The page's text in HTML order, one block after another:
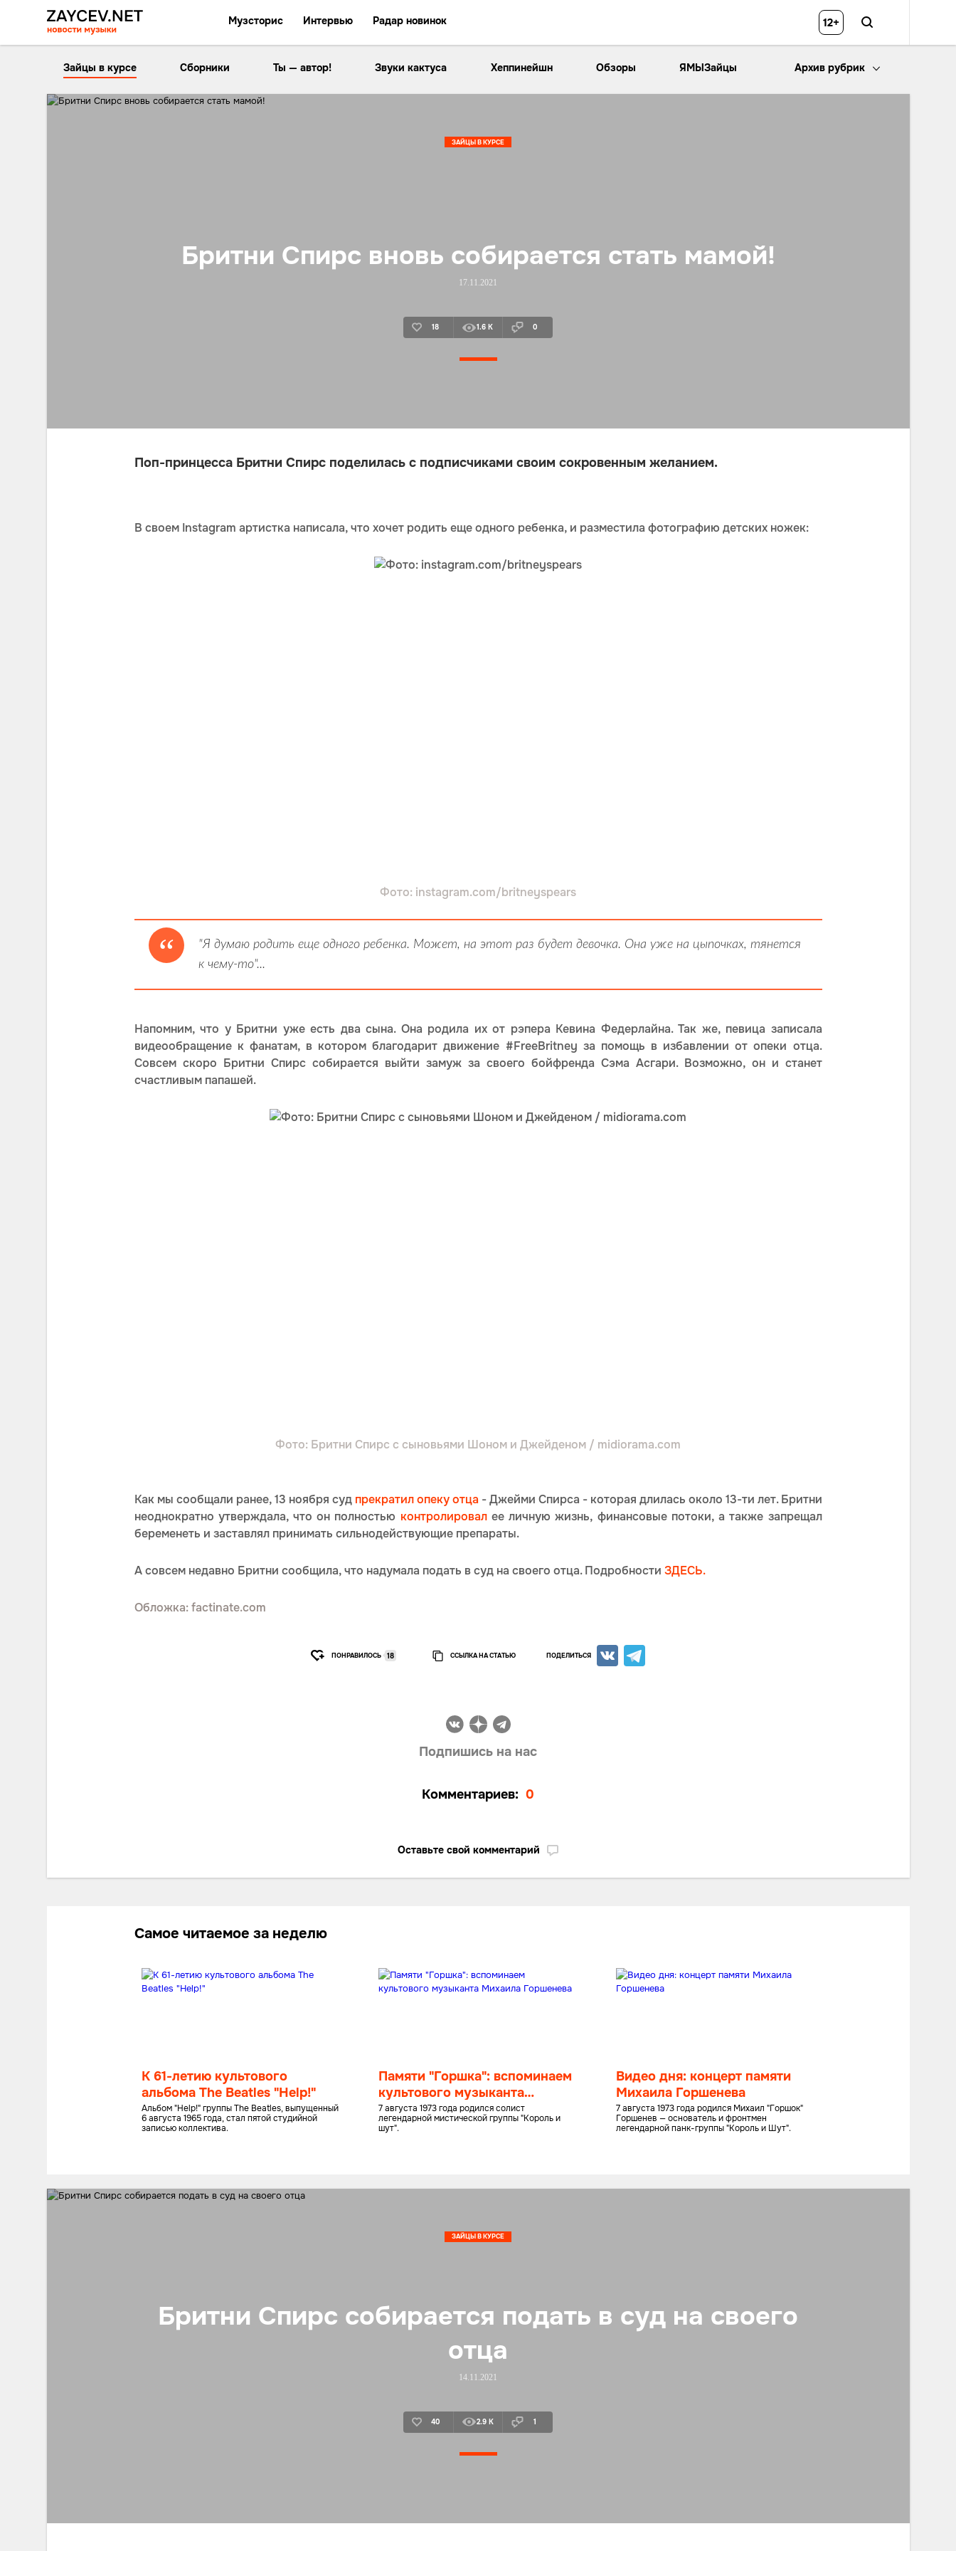
Музсторис Интервью Радар новинок 12+
Зайцы в курсе Сборники Ты — автор! Звуки кактуса Хеппинейшн Обзоры ЯМЫЗайцы Архив рубрик
Бритни Спирс вновь собирается стать мамой!
17.11.2021
18 1.6 K 0
ЗАЙЦЫ В КУРСЕ
Поп-принцесса Бритни Спирс поделилась с подписчиками своим сокровенным желанием.
В своем Instagram артистка написала, что хочет родить еще одного ребенка, и разместила фотографию детских ножек:
Фото: instagram.com/britneyspears
"Я думаю родить еще одного ребенка. Может, на этот раз будет девочка. Она уже на цыпочках, тянется
к чему-то"...
Напомним, что у Бритни уже есть два сына. Она родила их от рэпера Кевина Федерлайна. Так же, певица записала
видеообращение к фанатам, в котором благодарит движение #FreeBritney за помощь в избавлении от опеки отца.
Совсем скоро Бритни Спирс собирается выйти замуж за своего бойфренда Сэма Асгари. Возможно, он и станет
счастливым папашей.
Фото: Бритни Спирс с сыновьями Шоном и Джейденом / midiorama.com
Как мы сообщали ранее, 13 ноября суд прекратил опеку отца- Джейми Спирса - которая длилась около 13-ти лет. Бритни
неоднократно утверждала, что он полностью контролировалее личную жизнь, финансовые потоки, а также запрещал
беременеть и заставлял принимать сильнодействующие препараты.
А совсем недавно Бритни сообщила, что надумала подать в суд на своего отца. Подробности ЗДЕСЬ.
Обложка: factinate.com
ПОНРАВИЛОСЬ 18 ССЫЛКА НА СТАТЬЮ ПОДЕЛИТЬСЯ
Подпишись на нас
Комментариев: 0
Оставьте свой комментарий
Самое читаемое за неделю
К 61-летию культового
альбома The Beatles "Help!"
Альбом "Help!" группы The Beatles, выпущенный
6 августа 1965 года, стал пятой студийной
записью коллектива.
Памяти "Горшка": вспоминаем
культового музыканта
Михаила Горшенева
7 августа 1973 года родился солист
легендарной мистической группы "Король и
шут".
Видео дня: концерт памяти
Михаила Горшенева
7 августа 1973 года родился Михаил "Горшок"
Горшенев — основатель и фронтмен
легендарной панк-группы "Король и Шут".
Бритни Спирс собирается подать в суд на своего
отца
14.11.2021
40 2.9 K 1
ЗАЙЦЫ В КУРСЕ